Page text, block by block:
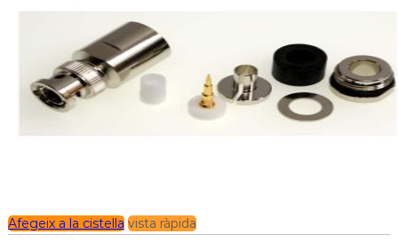
Afegeix a la cistella vista ràpida